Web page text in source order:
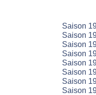
Saison
Saison
Saison
Saison
Saison
Saison
Saison
Saison